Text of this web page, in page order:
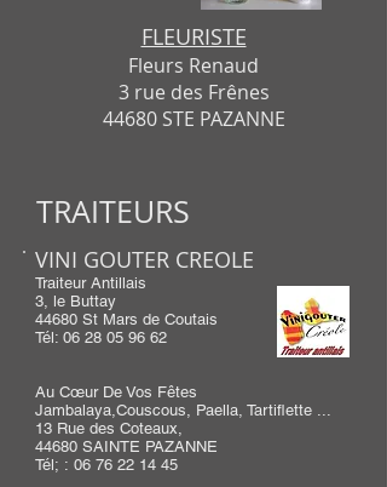
FLEURISTE
Fleurs Renaud
3 rue des Frênes
44680 STE PAZANNE
TRAITEURS
VINI GOUTER CREOLE
Traiteur Antillais
3, le Buttay
44680 St Mars de Coutais
Tél: 06 28 05 96 62
Au Cœur De Vos Fêtes
Jambalaya,Couscous, Paella, Tartiflette ...
13 Rue des Coteaux,
44680 SAINTE PAZANNE
Tél; : 06 76 22 14 45